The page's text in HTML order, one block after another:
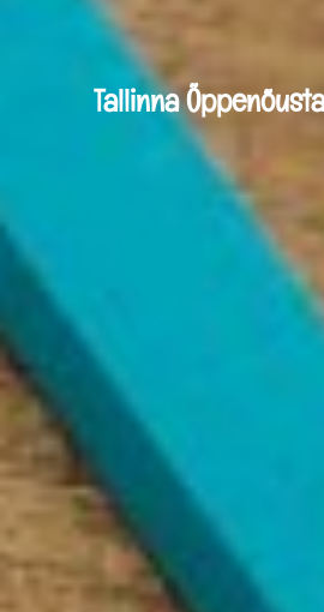
ESMATASANDI
Tallinna